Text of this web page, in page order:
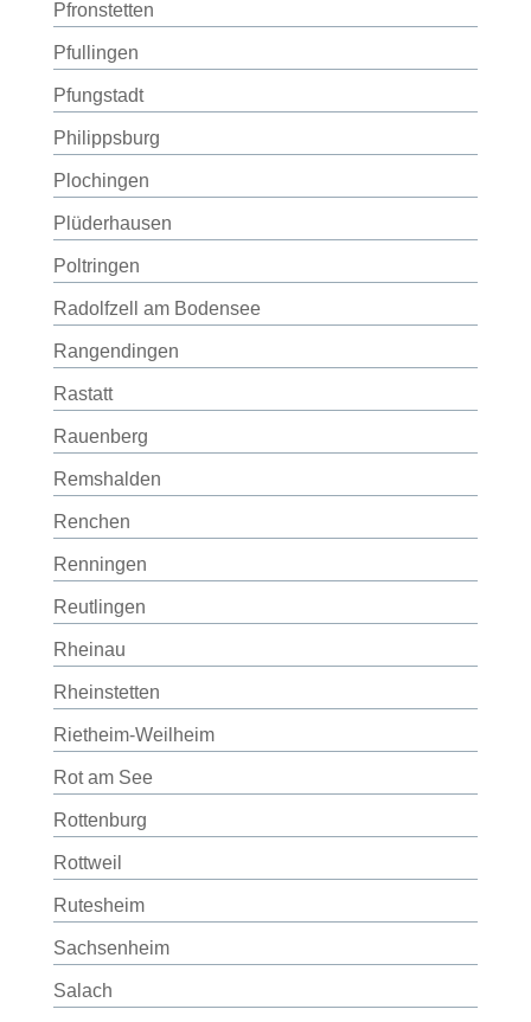
Pfronstetten
Pfullingen
Pfungstadt
Philippsburg
Plochingen
Plüderhausen
Poltringen
Radolfzell am Bodensee
Rangendingen
Rastatt
Rauenberg
Remshalden
Renchen
Renningen
Reutlingen
Rheinau
Rheinstetten
Rietheim-Weilheim
Rot am See
Rottenburg
Rottweil
Rutesheim
Sachsenheim
Salach